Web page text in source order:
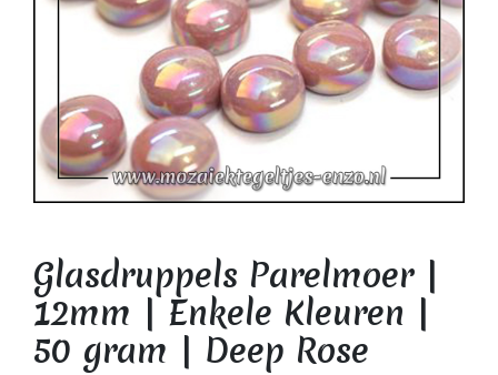
Glasdruppels Parelmoer |
12mm | Enkele Kleuren |
50 gram | Deep Rose